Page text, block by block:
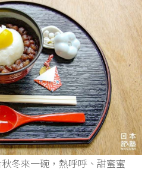
冬來一碗，熱呼呼、甜蜜蜜